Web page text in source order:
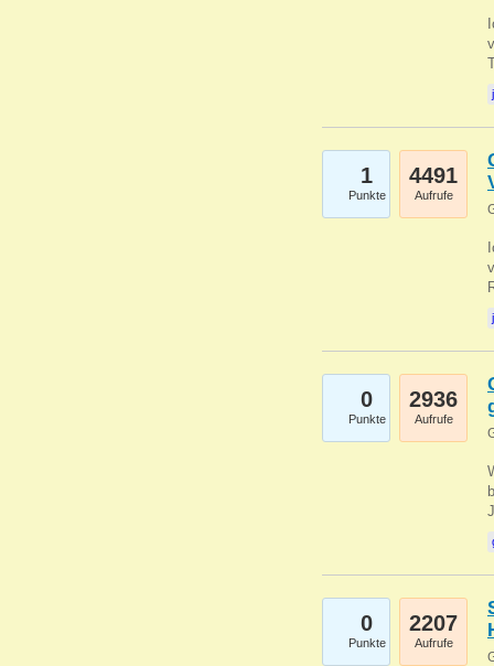
1
Punkte
4491
Aufrufe
0
Punkte
2936
Aufrufe
0
Punkte
2207
Aufrufe